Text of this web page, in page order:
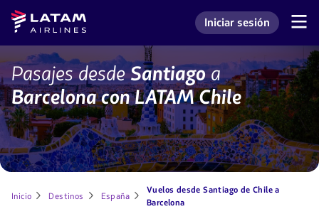
Saltar
menú.
Saltar al
contenido
principal.
Navegación
secciones
de
usuario.
Latam
Airlines
Ingresar a mi cuenta
Iniciar sesión
Vuelos
y
pasajes
para
barcelona
desde
chile
con
LATAM
Pasajes desdeSantiagoa
Barcelona con LATAM Chile
Inicio Destinos España
Vuelos desde Santiago de Chile a
Barcelona